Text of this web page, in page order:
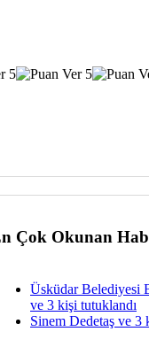
Çok Okunan
Üsküdar Belediyesi
ve 3 kişi tutuklandı
Sinem Dedetaş ve 3